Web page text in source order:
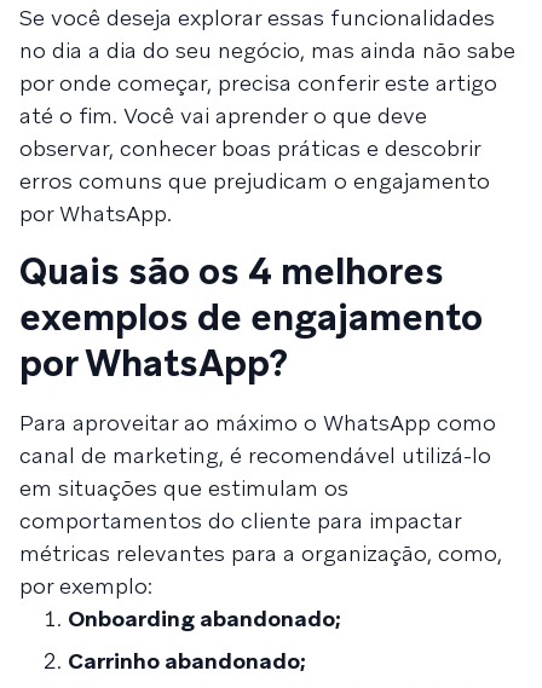
Se você deseja explorar essas funcionalidades
no dia a dia do seu negócio, mas ainda não sabe
por onde começar, precisa conferir este artigo
até o fim. Você vai aprender o que deve
observar, conhecer boas práticas e descobrir
erros comuns que prejudicam o engajamento
por WhatsApp.
Quais são os 4 melhores
exemplos de engajamento
por WhatsApp?
Para aproveitar ao máximo o WhatsApp como
canal de marketing, é recomendável utilizá-lo
em situações que estimulam os
comportamentos do cliente para impactar
métricas relevantes para a organização, como,
por exemplo:
Onboarding abandonado;
Carrinho abandonado;